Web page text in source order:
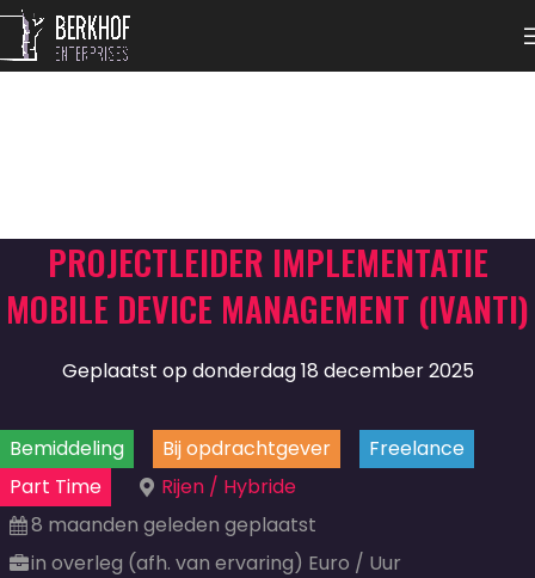
PROJECTLEIDER IMPLEMENTATIE
MOBILE DEVICE MANAGEMENT (IVANTI)
Geplaatst op donderdag 18 december 2025
Bemiddeling Bij opdrachtgever
Freelance
Part Time
Rijen / Hybride
8 maanden geleden geplaatst
in overleg (afh. van ervaring) Euro / Uur